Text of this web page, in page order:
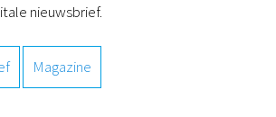
nieuwsbrief.
Magazine